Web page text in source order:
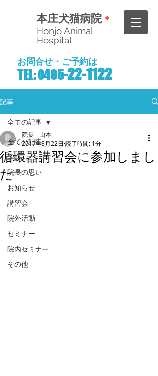
本庄犬猫病院 +
Honjo Animal
Hospital
TEL: 0495-22-1122
お問合せ・ご予約は
記事
全ての記事
学会
院長の思い
お知らせ
講習会
院外活動
セミナー
院内セミナー
その他
全ての記事
循環器講習会に参加しまし
た
院長 山本
2017年8月22日 読了時間: 1分